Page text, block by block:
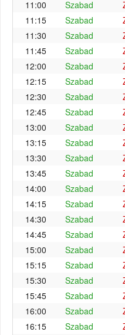
11:00
Szabad
11:15
Szabad
11:30
Szabad
11:45
Szabad
12:00
Szabad
12:15
Szabad
12:30
Szabad
12:45
Szabad
13:00
Szabad
13:15
Szabad
13:30
Szabad
13:45
Szabad
14:00
Szabad
14:15
Szabad
14:30
Szabad
14:45
Szabad
15:00
Szabad
15:15
Szabad
15:30
Szabad
15:45
Szabad
16:00
Szabad
16:15
Szabad